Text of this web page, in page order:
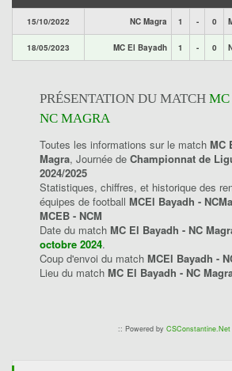
15/10/2022 NC Magra 1 - 0
18/05/2023 MC El Bayadh 1 - 0
PRÉSENTATION DU MATCH MC
NC MAGRA
Toutes les informations sur le match MC
Magra, Journée de Championnat de
2024/2025
Statistiques, chiffres, et historique des
équipes de football MCEl Bayadh -
MCEB - NCM
Date du match MC El Bayadh - NC
octobre 2024.
Coup d'envoi du match MCEl Bayadh -
Lieu du match MC El Bayadh - NC
:: Powered by CSConstantine.Net